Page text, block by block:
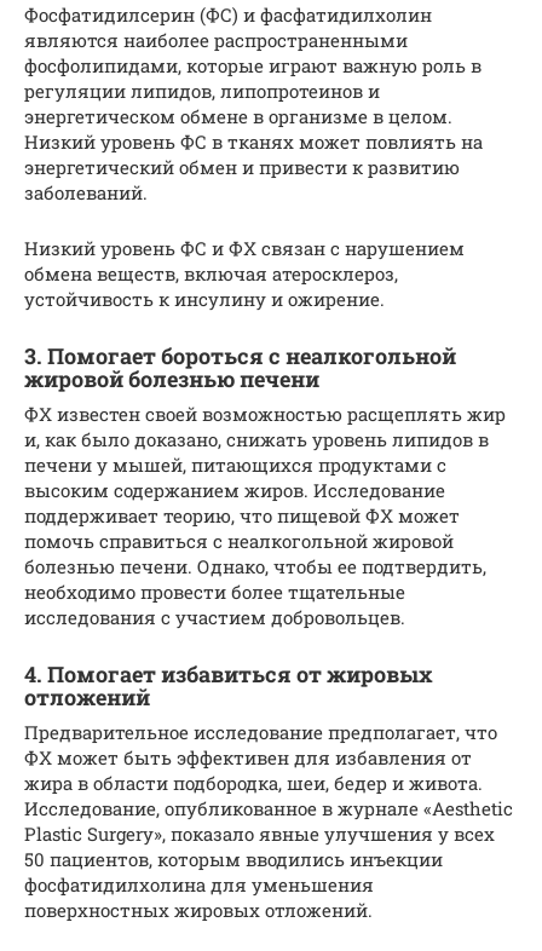
Фосфатидилсерин (ФС) и фасфатидилхолин
являются наиболее распространенными
фосфолипидами, которые играют важную роль в
регуляции липидов, липопротеинов и
энергетическом обмене в организме в целом.
Низкий уровень ФС в тканях может повлиять на
энергетический обмен и привести к развитию
заболеваний.
Низкий уровень ФС и ФХ связан с нарушением
обмена веществ, включая атеросклероз,
устойчивость к инсулину и ожирение.
3. Помогает бороться с неалкогольной
жировой болезнью печени
ФХ известен своей возможностью расщеплять жир
и, как было доказано, снижать уровень липидов в
печени у мышей, питающихся продуктами с
высоким содержанием жиров. Исследование
поддерживает теорию, что пищевой ФХ может
помочь справиться с неалкогольной жировой
болезнью печени. Однако, чтобы ее подтвердить,
необходимо провести более тщательные
исследования с участием добровольцев.
4. Помогает избавиться от жировых
отложений
Предварительное исследование предполагает, что
ФХ может быть эффективен для избавления от
жира в области подбородка, шеи, бедер и живота.
Исследование, опубликованное в журнале «Aesthetic
Plastic Surgery», показало явные улучшения у всех
50 пациентов, которым вводились инъекции
фосфатидилхолина для уменьшения
поверхностных жировых отложений.